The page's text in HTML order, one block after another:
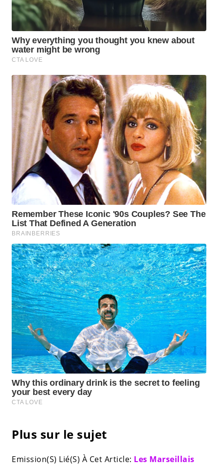
Plus sur le sujet
Emission(S) Lié(S) À Cet Article: Les Marseillais